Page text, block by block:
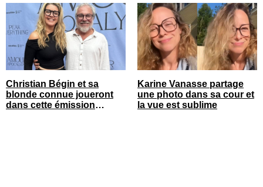
Christian Bégin et sa
blonde connue joueront
dans cette émission
Karine Vanasse partage
une photo dans sa cour et
la vue est sublime